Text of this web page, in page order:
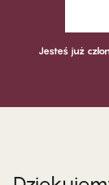
Jesteś już